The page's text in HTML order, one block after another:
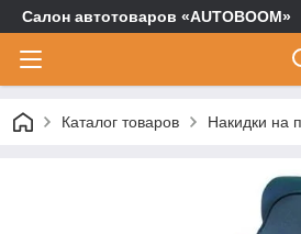
Салон автотоваров «AUTOBOOM»
Каталог товаров Накидки на